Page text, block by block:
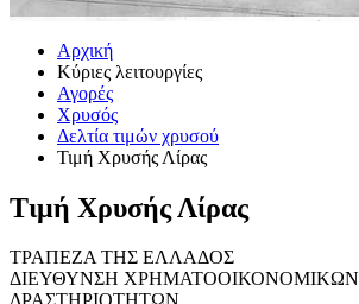
Αρχική
Κύριες λειτουργίες
Αγορές
Χρυσός
Δελτία τιμών χρυσού
Τιμή Χρυσής Λίρας
Τιμή Χρυσής Λίρας
ΤΡΑΠΕΖΑ ΤΗΣ ΕΛΛΑΔΟΣ
ΔΙΕΥΘΥΝΣΗ ΧΡΗΜΑΤΟΟΙΚΟΝΟΜΙΚΩΝ